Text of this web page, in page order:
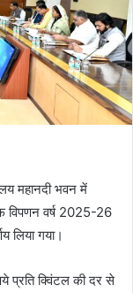
महानदी भवन में
विपणन वर्ष 2025-26
लिया गया।
क्विंटल की दर से